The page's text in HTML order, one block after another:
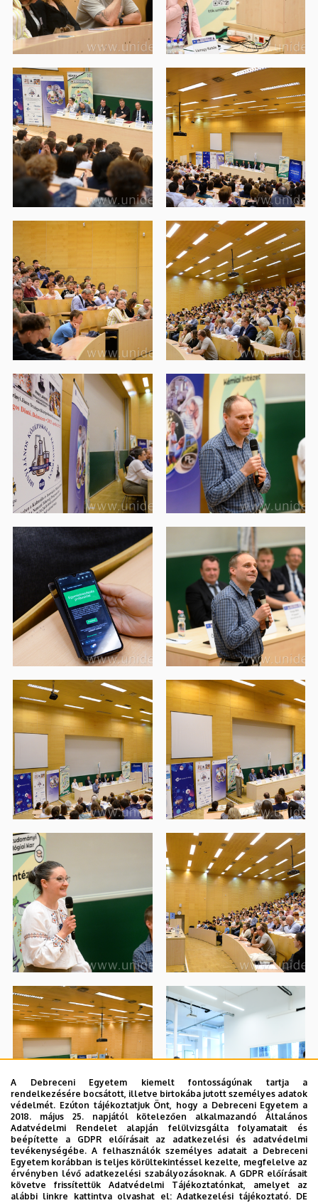
A Debreceni Egyetem kiemelt fontosságúnak tartja a
rendelkezésére bocsátott, illetve birtokába jutott személyes adatok
védelmét. Ezúton tájékoztatjuk Önt, hogy a Debreceni Egyetem a
2018. május 25. napjától kötelezően alkalmazandó Általános
Adatvédelmi Rendelet alapján felülvizsgálta folyamatait és
beépítette a GDPR előírásait az adatkezelési és adatvédelmi
tevékenységébe. A felhasználók személyes adatait a Debreceni
Egyetem korábban is teljes körültekintéssel kezelte, megfelelve az
érvényben lévő adatkezelési szabályozásoknak. A GDPR előírásait
követve frissítettük Adatvédelmi Tájékoztatónkat, amelyet az
alábbi linkre kattintva olvashat el:Adatkezelési tájékoztató. DE